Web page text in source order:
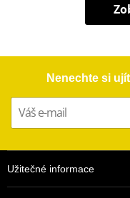
Nenechte si
Užitečné informace